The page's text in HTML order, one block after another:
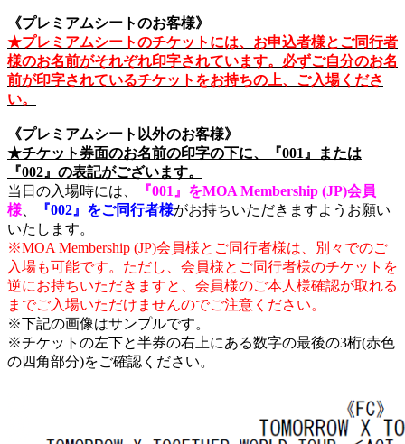
《プレミアムシートのお客様》
★プレミアムシートのチケットには、お申込者様とご同行者
様のお名前がそれぞれ印字されています。必ずご自分のお名
前が印字されているチケットをお持ちの上、ご入場くださ
い。
《プレミアムシート以外のお客様》
★チケット券面のお名前の印字の下に、『001』または
『002』の表記がございます。
当日の入場時には、
『001』をMOA Membership (JP)会員
様
『002』をご同行者様がお持ちいただきますようお願い
いたします。
※MOA Membership (JP)会員様とご同行者様は、別々でのご
入場も可能です。ただし、会員様とご同行者様のチケットを
逆にお持ちいただきますと、会員様のご本人様確認が取れる
までご入場いただけませんのでご注意ください。
※下記の画像はサンプルです。
※チケットの左下と半券の右上にある数字の最後の3桁(赤色
の四角部分)をご確認ください。